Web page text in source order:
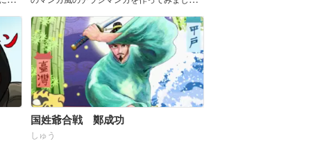
国姓爺合戦 鄭成功
しゅう